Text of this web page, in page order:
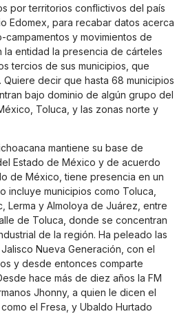
por territorios conflictivos del país
Edomex, para recabar datos acerca
y movimientos de
la entidad la presencia de cárteles
tercios de sus municipios, que
Quiere decir que hasta 68 municipios
bajo dominio de algún grupo del
Toluca, y las zonas norte y
mantiene su base de
Estado de México y de acuerdo
de México, tiene presencia en un
incluye municipios como Toluca,
Lerma y Almoloya de Juárez, entre
de Toluca, donde se concentran
de la región. Ha peleado las
Nueva Generación, con el
y desde entonces comparte
hace más de diez años la FM
Jhonny, a quien le dicen el
el Fresa, y Ubaldo Hurtado